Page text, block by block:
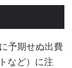
予期せぬ出費
など）に注